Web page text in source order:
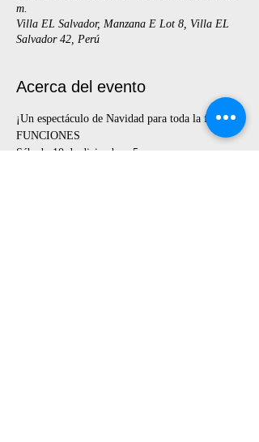
m.
Villa EL Salvador, Manzana E Lot 8, Villa EL
Salvador 42, Perú
Acerca del evento
¡Un espectáculo de Navidad para toda la familia!
FUNCIONES
Sábado 10 de diciembre, 5pm